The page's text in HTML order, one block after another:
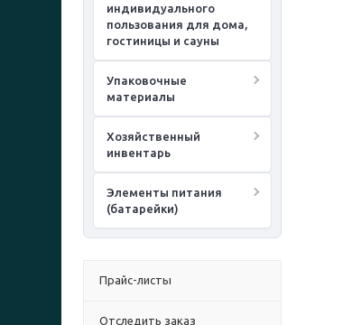
индивидуального
пользования для дома,
гостиницы и сауны
Упаковочные
материалы
Хозяйственный
инвентарь
Элементы питания
(батарейки)
Прайс-листы
Отследить заказ